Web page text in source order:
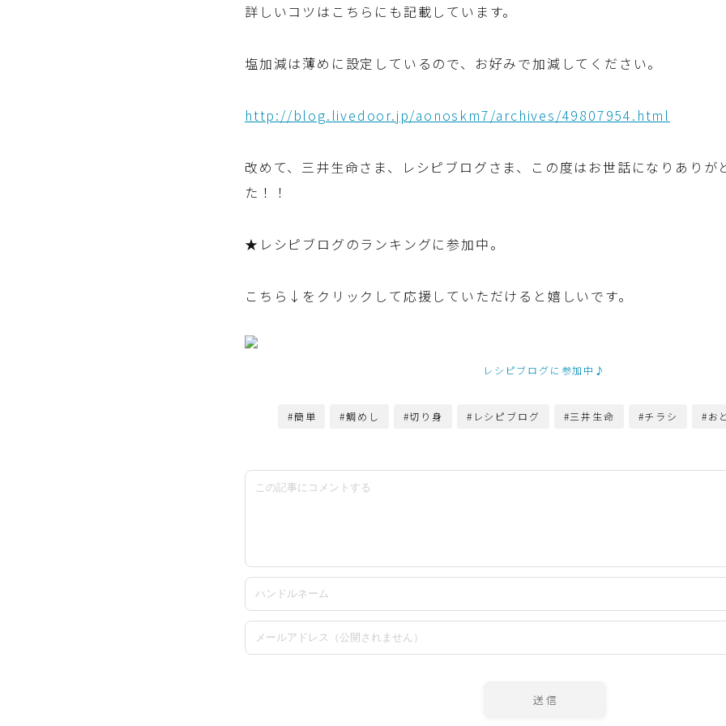
料理
豆腐・厚揚げ・油揚げ・納豆・豆類・豆製品
缶詰料理(ツナ・サバ・いわし・ホタテ貝柱・
乾物・海藻・麩料理
お弁当
詳しいコツはこちらにも記載しています。
塩加減は薄めに設定しているので、お好みで加減してください。
http://blog.livedoor.jp/aonoskm7/archives/49807954.html
改めて、三井生命さま、レシピブログさま、この度はお世話になりありが
た！！
★レシピブログのランキングに参加中。
こちら↓をクリックして応援していただけると嬉しいです。
レシピブログに参加中♪
#簡単 #鯛めし #切り身 #レシピブログ #三井生命 #チラシ #お